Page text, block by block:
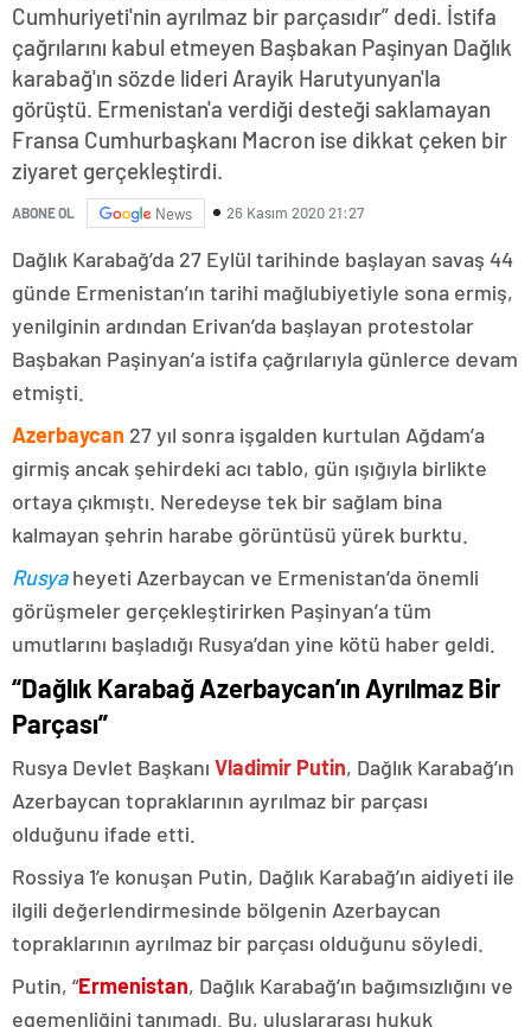
Cumhuriyeti'nin ayrılmaz bir parçasıdır” dedi. İstifa
çağrılarını kabul etmeyen Başbakan Paşinyan Dağlık
karabağ'ın sözde lideri Arayik Harutyunyan'la
görüştü. Ermenistan'a verdiği desteği saklamayan
Fransa Cumhurbaşkanı Macron ise dikkat çeken bir
ziyaret gerçekleştirdi.
ABONE OL News 26 Kasım 2020 21:27
Dağlık Karabağ’da 27 Eylül tarihinde başlayan savaş 44
günde Ermenistan’ın tarihi mağlubiyetiyle sona ermiş,
yenilginin ardından Erivan’da başlayan protestolar
Başbakan Paşinyan’a istifa çağrılarıyla günlerce devam
etmişti.
Azerbaycan 27 yıl sonra işgalden kurtulan Ağdam’a
girmiş ancak şehirdeki acı tablo, gün ışığıyla birlikte
ortaya çıkmıştı. Neredeyse tek bir sağlam bina
kalmayan şehrin harabe görüntüsü yürek burktu.
Rusyaheyeti Azerbaycan ve Ermenistan’da önemli
görüşmeler gerçekleştirirken Paşinyan’a tüm
umutlarını başladığı Rusya’dan yine kötü haber geldi.
“Dağlık Karabağ Azerbaycan’ın Ayrılmaz Bir
Parçası”
Rusya Devlet Başkanı Vladimir Putin, Dağlık Karabağ’ın
Azerbaycan topraklarının ayrılmaz bir parçası
olduğunu ifade etti.
Rossiya 1’e konuşan Putin, Dağlık Karabağ’ın aidiyeti ile
ilgili değerlendirmesinde bölgenin Azerbaycan
topraklarının ayrılmaz bir parçası olduğunu söyledi.
Putin, “Ermenistan, Dağlık Karabağ’ın bağımsızlığını ve
egemenliğini tanımadı. Bu, uluslararası hukuk